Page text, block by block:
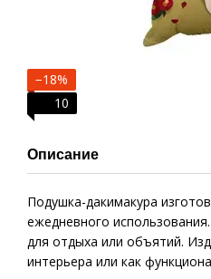
−18%
10
Описание
Подушка-дакимакура
ежедневного
для отдыха или объятий.
интерьера или как